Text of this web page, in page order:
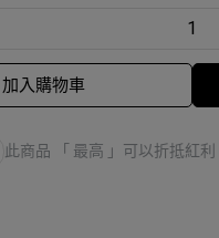
加入購物車
此商品 「 最高 」可以折抵紅利